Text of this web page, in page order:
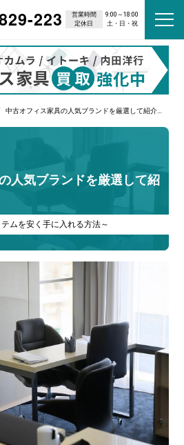
223 営業時間
9:00～18:00
定休日
土・日・祝
中古オフィス家具の人気ブランドを厳選して紹介！
人気ブランドを厳選して紹
ムを安く手に入れる方法～